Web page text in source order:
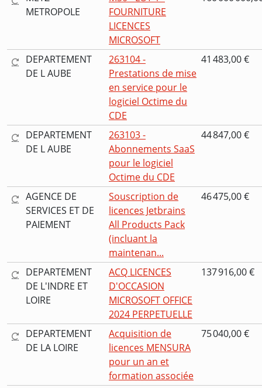
METROPOLE
FOURNITURE
LICENCES
MICROSOFT
DEPARTEMENT
DE L AUBE
263104 -
Prestations de mise
en service pour le
logiciel Octime du
CDE
41 483,00 €
DEPARTEMENT
DE L AUBE
263103 -
Abonnements SaaS
pour le logiciel
Octime du CDE
44 847,00 €
AGENCE DE
SERVICES ET DE
PAIEMENT
Souscription de
licences Jetbrains
All Products Pack
(incluant la
maintenan...
46 475,00 €
DEPARTEMENT
DE L'INDRE ET
LOIRE
ACQ LICENCES
D'OCCASION
MICROSOFT OFFICE
2024 PERPETUELLE
137 916,00 €
DEPARTEMENT
DE LA LOIRE
Acquisition de
licences MENSURA
pour un an et
formation associée
75 040,00 €